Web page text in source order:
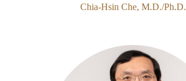
Chia-Hsin Che, M.D./Ph.D.